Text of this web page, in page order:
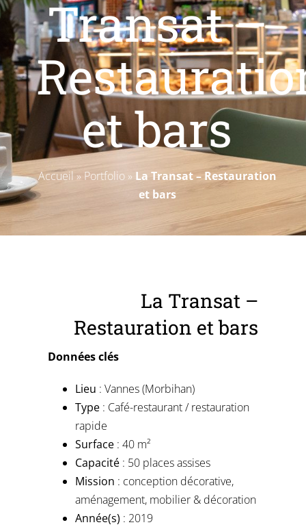
Livres blancs
Transat –
et bars
Accueil » Portfolio» La Transat – Restauration
et bars
La Transat –
Restauration et bars
Données clés
Lieu : Vannes (Morbihan)
Type: Café-restaurant / restauration
rapide
Surface: 40 m²
Capacité: 50 places assises
Mission : conception décorative,
aménagement, mobilier & décoration
Année(s) : 2019